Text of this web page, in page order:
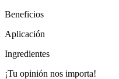
Beneficios
Aplicación
Ingredientes
¡Tu opinión nos importa!